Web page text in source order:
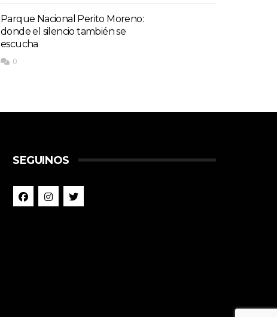
Parque Nacional Perito Moreno:
donde el silencio también se
escucha
0
SEGUINOS